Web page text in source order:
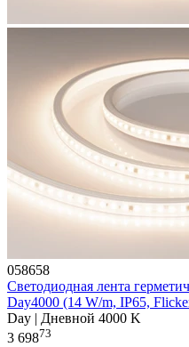
058658
Светодиодная лента
Day4000 (14 W/m, IP65,
Day | Дневной 4000 K
3 69873